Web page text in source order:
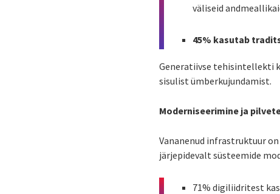
väliseid
45% kasutab
Generatiivse tehisintellekti
sisulist ümberkujundamist.
Moderniseerimine ja
Vananenud infrastruktuur
järjepidevalt süsteemide
71% digiliidritest